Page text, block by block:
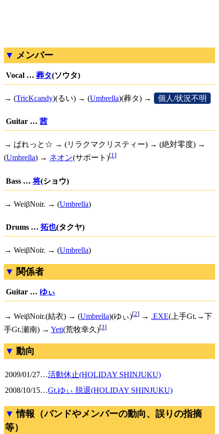
メンバー
Vocal … 葬タ(ソウタ)
→ (TricKcandy)(るい) → (Umbrella)(葬タ) → 個人/状況不明
Guitar … 茜
→ ぱれっと☆ → (リラクマクリスティー) → (絶対零度) →
(Umbrella) → ネオン(サポート)[1]
Bass …将(ショウ)
→ WeiβNoir. → (Umbrella)
Drums … 拓也(タクヤ)
→ WeiβNoir. → (Umbrella)
関係者
Guitar … ゆぃ
→ WeiβNoir.(結衣) → (Umbrella)(ゆぃ)[2] → .EXE(上手Gt.→下
手Gt.瀬南) → Yeti(荒牧幸久)[3]
動向
2009/01/27…活動休止(HOLIDAY SHINJUKU)
2008/10/15…Gt.ゆぃ 脱退(HOLIDAY SHINJUKU)
情報（バンドやメンバーの動向、誤りの指摘
等）